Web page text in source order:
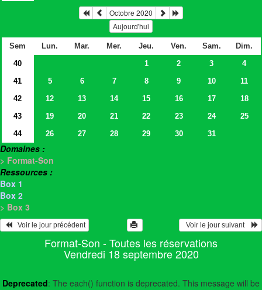
Octobre 2020
Aujourd'hui
Sem Lun. Mar. Mer. Jeu. Ven. Sam.
Dim.
40
1 2 3
4
41
5 6 7 8 9 10
11
42
12 13 14 15 16 17
18
43
19 20 21 22 23 24
25
44
26 27 28 29 30 31
Domaines :
> Format-Son
Ressources :
Box 1
Box 2
> Box 3
   Voir le jour précédent
  Voir le jour suivant
Format-Son - Toutes les réservations
Vendredi 18 septembre 2020
Deprecated: The each() function is deprecated. This message will be